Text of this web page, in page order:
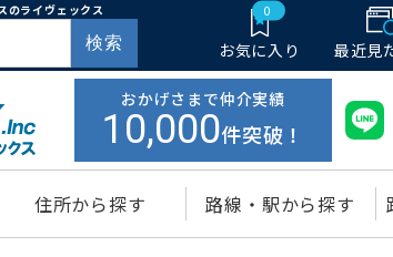
のライヴェックス
検索
0
お気に入り 最近見
おかげさまで仲介実績
10,000件突破！
住所から探す 路線・駅から探す